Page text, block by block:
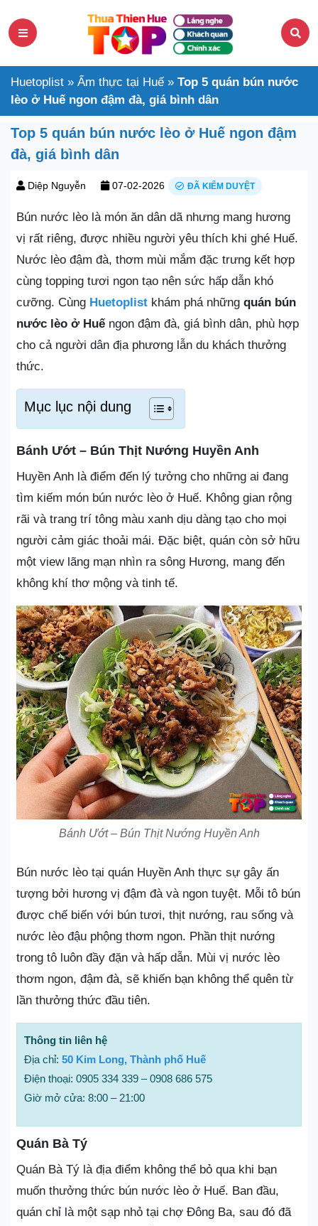
Huetoplist » Ẩm thực tại Huế » Top 5 quán bún nước
lèo ở Huế ngon đậm đà, giá bình dân
Top 5 quán bún nước lèo ở Huế ngon đậm
đà, giá bình dân
Diệp Nguyễn 07-02-2026 ĐÃ KIỂM DUYỆT
Bún nước lèo là món ăn dân dã nhưng mang hương
vị rất riêng, được nhiều người yêu thích khi ghé Huế.
Nước lèo đậm đà, thơm mùi mắm đặc trưng kết hợp
cùng topping tươi ngon tạo nên sức hấp dẫn khó
cưỡng. Cùng Huetoplist khám phá những quán bún
nước lèo ở Huếngon đậm đà, giá bình dân, phù hợp
cho cả người dân địa phương lẫn du khách thưởng
thức.
Mục lục nội dung
Bánh Ướt – Bún Thịt Nướng Huyền Anh
Huyền Anh là điểm đến lý tưởng cho những ai đang
tìm kiếm món bún nước lèo ở Huế. Không gian rộng
rãi và trang trí tông màu xanh dịu dàng tạo cho mọi
người cảm giác thoải mái. Đặc biệt, quán còn sở hữu
một view lãng mạn nhìn ra sông Hương, mang đến
không khí thơ mộng và tinh tế.
Bánh Ướt – Bún Thịt Nướng Huyền Anh
Bún nước lèo tại quán Huyền Anh thực sự gây ấn
tượng bởi hương vị đậm đà và ngon tuyệt. Mỗi tô bún
được chế biến với bún tươi, thịt nướng, rau sống và
nước lèo đậu phộng thơm ngon. Phần thịt nướng
trong tô luôn đầy đặn và hấp dẫn. Mùi vị nước lèo
thơm ngon, đậm đà, sẽ khiến bạn không thể quên từ
lần thưởng thức đầu tiên.
Thông tin liên hệ
Địa chỉ: 50 Kim Long, Thành phố Huế
Điện thoại: 0905 334 339 – 0908 686 575
Giờ mở cửa: 8:00 – 21:00
Quán Bà Tý
Quán Bà Tý là địa điểm không thể bỏ qua khi bạn
muốn thưởng thức bún nước lèo ở Huế. Ban đầu,
quán chỉ là một sạp nhỏ tại chợ Đông Ba, sau đó đã